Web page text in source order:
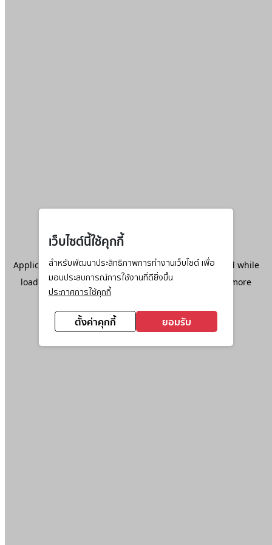
เว็บไซต์นี้ใช้คุกกี้
สำหรับพัฒนาประสิทธิภาพการทำงานเว็บไซต์ เพื่อ
มอบประสบการณ์การใช้งานที่ดียิ่งขึ้น
ประกาศการใช้คุกกี้
ตั้งค่าคุกกี้ ยอมรับ
Application error: aclient-side exception has occurred while
loadingwww.ktc.co.th(see the browser console
for more
information).